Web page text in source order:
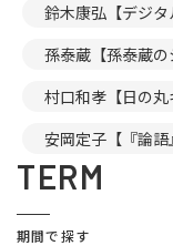
鈴木康弘【デジタ
孫泰蔵【孫泰蔵の
村口和孝【日の丸
安岡定子【『論語
TERM
期間で探す